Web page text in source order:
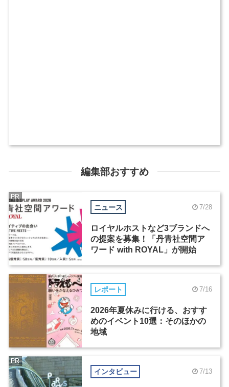
編集部おすすめ
ニュース 7/28
ロイヤルホストなど3ブランドへ
の提案を募集！「丹青社空間ア
ワード with ROYAL」が開始
PR
レポート 7/16
2026年夏休みに行ける、おすす
めのイベント10選：そのほかの
地域
インタビュー 7/13
PR